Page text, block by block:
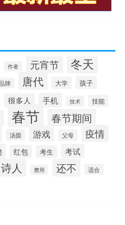
作者 元宵节 冬天
牌 唐代 大学 孩子
很多人 手机 技术 技能
春节 春节期间
汤圆 游戏 父母 疫情
红包 考生 考试
诗人 费用 还不 适合